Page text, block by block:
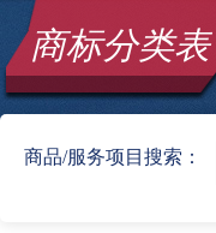
商标分类表
商品/服务项目搜索：